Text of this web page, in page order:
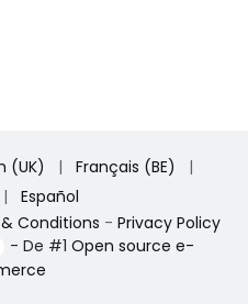
Conditions - Privacy Policy
(UK) | Français (BE)
|
| Español
- De #1Open source e-